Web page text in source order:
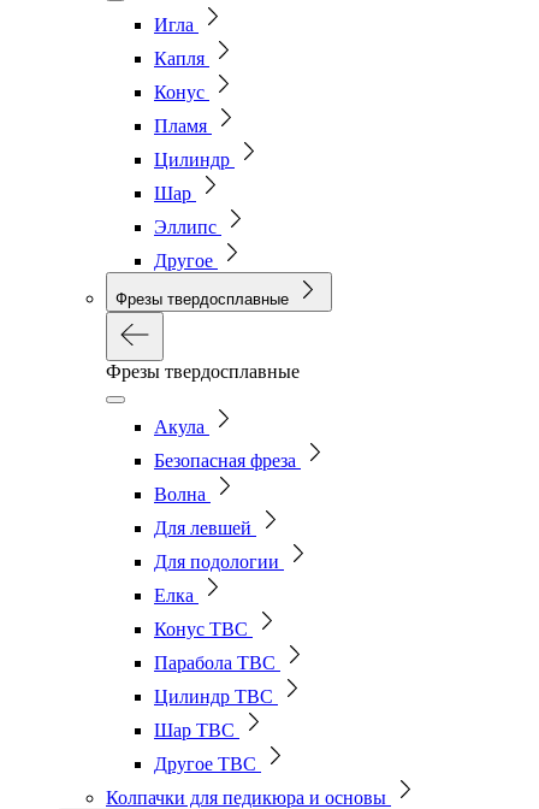
Игла
Капля
Конус
Пламя
Цилиндр
Шар
Эллипс
Другое
Фрезы твердосплавные
Фрезы твердосплавные
Акула
Безопасная фреза
Волна
Для левшей
Для подологии
Елка
Конус ТВС
Парабола ТВС
Цилиндр ТВС
Шар ТВС
Другое ТВС
Колпачки для педикюра и основы